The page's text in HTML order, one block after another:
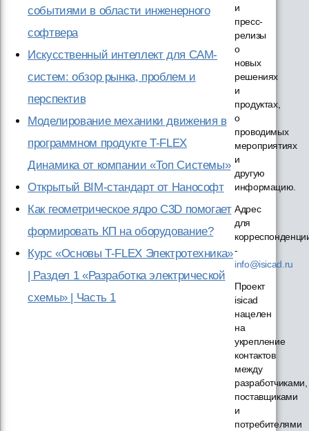
событиями в области инженерного
софтвера
Искусственный интеллект для CAM-
систем: обзор рынка, проблем и
перспектив
Моделирование механики движения в
программном продукте T-FLEX
Динамика от компании «Топ Системы»
Открытый BIM-стандарт от Нанософт
Как геометрическое ядро C3D помогает
формировать КП на оборудование?
Курс «Основы T-FLEX Электротехника»
| Раздел 1 «Разработка электрической
схемы» | Часть 1
и
пресс-
релизы
о
новых
решениях
и
продуктах,
о
проводимых
мероприятиях
и
другую
информацию.
Адрес
для
-
info@isicad.ru
Проект
isicad
нацелен
на
укрепление
контактов
между
разработчиками,
поставщиками
и
потребителями